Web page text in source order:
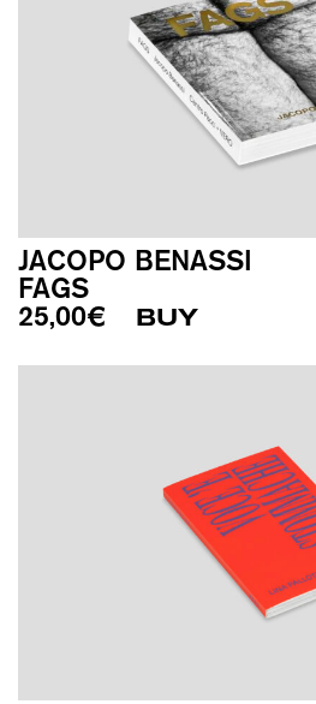
JACOPO BENASSI
FAGS
25,00€ BUY